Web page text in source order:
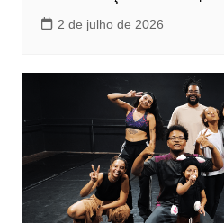
2 de julho de 2026